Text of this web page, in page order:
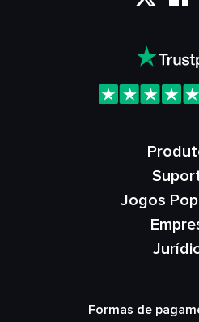
Jogos
Formas de